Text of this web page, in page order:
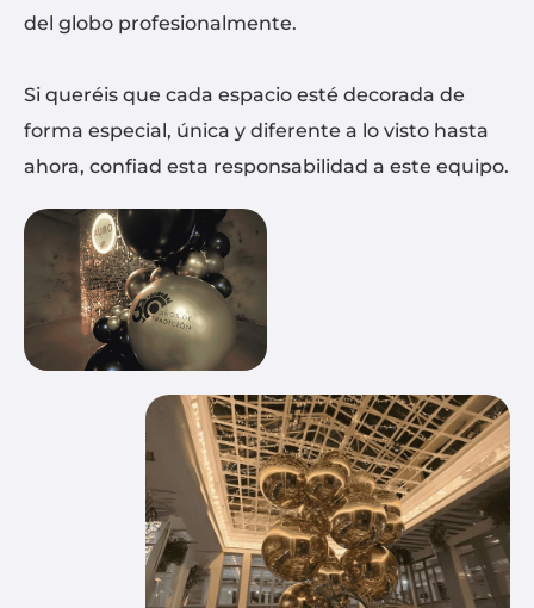
del globo profesionalmente.
Si queréis que cada espacio esté decorada de
forma especial, única y diferente a lo visto hasta
ahora, confiad esta responsabilidad a este equipo.